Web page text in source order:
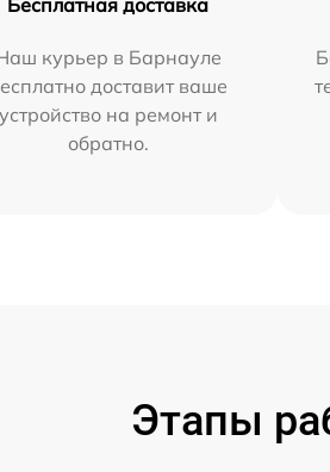
Бесплатная доставка
курьер в Барнауле
доставит ваше
устройство на ремонт и
обратно.
Этапы